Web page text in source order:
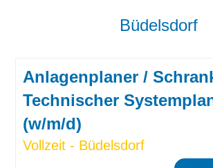
Büdelsdorf
Anlagenplaner /
Technischer
(w/m/d)
Vollzeit - Büdelsdorf